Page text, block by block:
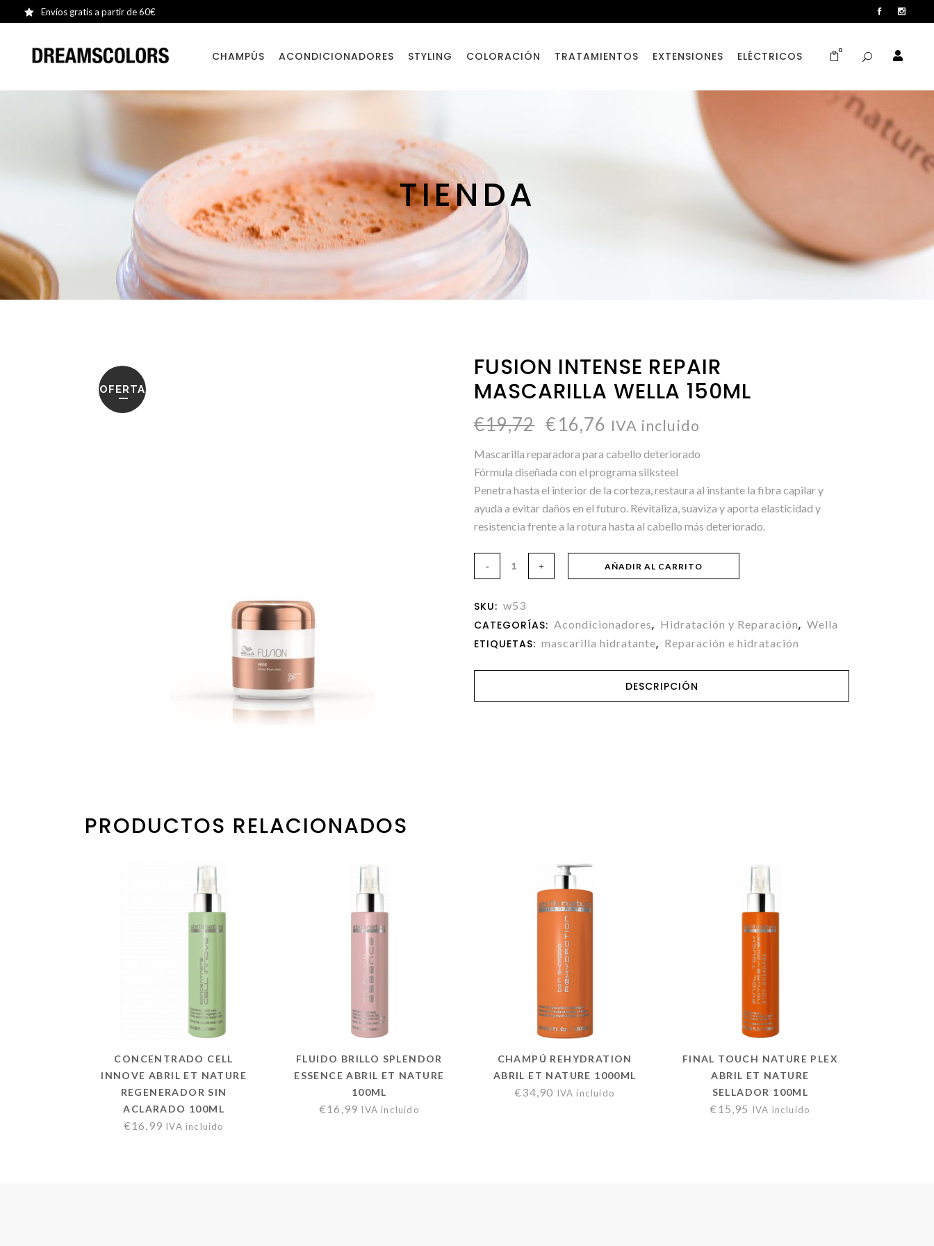
Envíos gratis a partir de 60€
0
CHAMPÚS ACONDICIONADORES STYLING COLORACIÓN TRATAMIENTOS EXTENSIONES ELÉCTRICOS
TIENDA
OFERTA
FUSION INTENSE REPAIR
MASCARILLA WELLA 150ML
€19,72 €16,76 IVA incluido
Mascarilla reparadora para cabello deteriorado
Fórmula diseñada con el programa silksteel
Penetra hasta el interior de la corteza, restaura al instante la fibra capilar y
ayuda a evitar daños en el futuro. Revitaliza, suaviza y aporta elasticidad y
resistencia frente a la rotura hasta al cabello más deteriorado.
AÑADIR AL CARRITO
SKU: w53
CATEGORÍAS: Acondicionadores, Hidratación y Reparación, Wella
ETIQUETAS: mascarilla hidratante, Reparación e hidratación
DESCRIPCIÓN
PRODUCTOS RELACIONADOS
CONCENTRADO CELL
INNOVE ABRIL ET NATURE
REGENERADOR SIN
ACLARADO 100ML
€16,99 IVA incluido
FLUIDO BRILLO SPLENDOR
ESSENCE ABRIL ET NATURE
100ML
€16,99 IVA incluido
CHAMPÚ REHYDRATION
ABRIL ET NATURE 1000ML
€34,90 IVA incluido
FINAL TOUCH NATURE PLEX
ABRIL ET NATURE
SELLADOR 100ML
€ 15,95 IVA incluido